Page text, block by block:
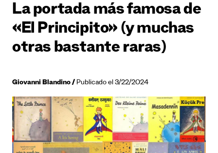
La portada más famosa de
«El Principito» (y muchas
otras bastante raras)
Giovanni Blandino Publicado el 3/22/2024